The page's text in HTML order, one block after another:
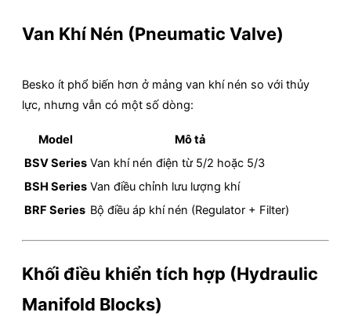
Van Khí Nén (Pneumatic Valve)
Besko ít phổ biến hơn ở mảng van khí nén so với thủy
lực, nhưng vẫn có một số dòng:
Model
Mô tả
BSV Series Van khí nén điện từ 5/2 hoặc 5/3
BSH Series Van điều chỉnh lưu lượng khí
BRF Series Bộ điều áp khí nén (Regulator + Filter)
Khối điều khiển tích hợp (Hydraulic
Manifold Blocks)